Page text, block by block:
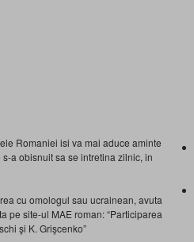
Romaniei isi va mai aduce aminte
a obisnuit sa se intretina zilnic, in
cu omologul sau ucrainean, avuta
pe site-ul MAE roman: “Participarea
şi K. Grişcenko”